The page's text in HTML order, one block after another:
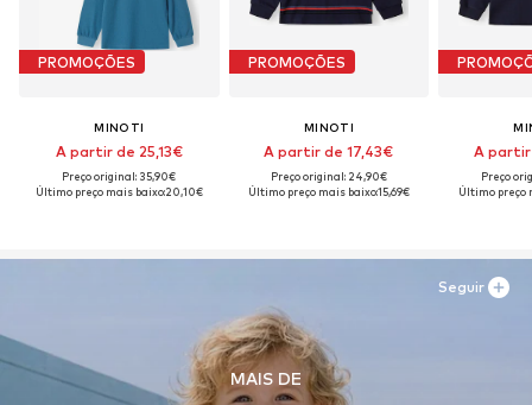
PROMOÇÕES
MINOTI
A partir de 25,13€
Preço original: 35,90€
Último preço mais baixo:20,10€
PROMOÇÕES
MINOTI
A partir de 17,43€
Preço original: 24,90€
Último preço mais baixo:15,69€
A partir
Preço
Último preço
MAIS DE
Seguir